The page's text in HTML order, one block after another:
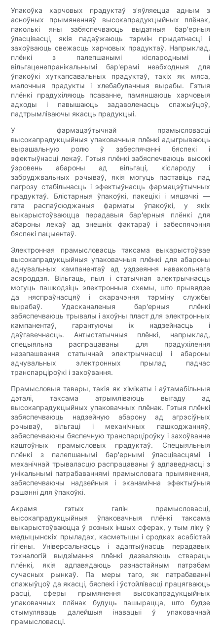
Упакоўка харчовых прадуктаў з'яўляецца адным з
асноўных прымяненняў высокапрадукцыйных плёнак,
паколькі яны забяспечваюць выдатныя бар'ерныя
ўласцівасці, якія падаўжаюць тэрмін прыдатнасці і
захоўваюць свежасць харчовых прадуктаў. Напрыклад,
плёнкі з палепшанымі кіслароднымі і
вільгаценепранікальнымі бар'ерамі неабходныя для
ўпакоўкі хуткапсавальных прадуктаў, такіх як мяса,
малочныя прадукты і хлебабулачныя вырабы. Гэтыя
плёнкі прадухіляюць псаванне, памяншаюць харчовыя
адходы і павышаюць задаволенасць спажыўцоў,
падтрымліваючы якасць прадукцыі.
У фармацэўтычнай прамысловасці
высокапрадукцыйныя упаковачныя плёнкі адыгрываюць
вырашальную ролю ў забеспячэнні бяспекі і
эфектыўнасці лекаў. Гэтыя плёнкі забяспечваюць высокі
ўзровень абароны ад вільгаці, кіслароду і
забруджвальных рэчываў, якія могуць паставіць пад
пагрозу стабільнасць і эфектыўнасць фармацэўтычных
прадуктаў. Блістарныя ўпакоўкі, пакецікі і мяшэчкі —
гэта распаўсюджаныя фарматы ўпакоўкі, у якіх
выкарыстоўваюцца перадавыя бар'ерныя плёнкі для
абароны лекаў ад знешніх фактараў і забеспячэння
бяспекі пацыентаў.
Электронная прамысловасць таксама выкарыстоўвае
высокапрадукцыйныя упаковачныя плёнкі для абароны
адчувальных кампанентаў ад уздзеяння навакольнага
асяроддзя. Вільгаць, пыл і статычная электрычнасць
могуць пашкодзіць электронныя схемы, што прывядзе
да няспраўнасцяў і скарачэння тэрміну службы
вырабаў. Удасканаленыя бар'ерныя плёнкі
забяспечваюць трывалы і ахоўны пласт для электронных
кампанентаў, гарантуючы іх надзейнасць і
даўгавечнасць. Антыстатычныя плёнкі, напрыклад,
спецыяльна распрацаваны для прадухілення
назапашвання статычнай электрычнасці і абароны
адчувальных электронных прылад падчас
транспарціроўкі і захоўвання.
Прамысловыя тавары, такія як хімікаты і аўтамабільныя
дэталі, таксама атрымліваюць выгаду ад
высокапрадукцыйных упаковачных плёнак. Гэтыя плёнкі
забяспечваюць надзейную абарону ад агрэсіўных
рэчываў, вільгаці і механічных пашкоджанняў,
забяспечваючы бяспечную транспарціроўку і захоўванне
каштоўных прамысловых прадуктаў. Спецыяльныя
плёнкі з палепшанымі бар'ернымі ўласцівасцямі і
механічнай трываласцю распрацаваны ў адпаведнасці з
унікальнымі патрабаваннямі прамысловага прымянення,
забяспечваючы надзейныя і эканамічна эфектыўныя
рашэнні для ўпакоўкі.
Акрамя гэтых галін прамысловасці,
высокапрадукцыйныя ўпаковачныя плёнкі таксама
выкарыстоўваюцца ў розных іншых сферах, у тым ліку ў
медыцынскіх прыладах, касметыцы і сродках асабістай
гігіены. Універсальнасць і адаптыўнасць перадавых
тэхналогій выдзімання плёнкі дазваляюць ствараць
плёнкі, якія адпавядаюць разнастайным патрэбам
сучасных рынкаў. Па меры таго, як патрабаванні
спажыўцоў да якасці, бяспекі і ўстойлівасці працягваюць
расці, сферы прымянення высокапрадукцыйных
упаковачных плёнак будуць пашырацца, што будзе
стымуляваць далейшыя інавацыі ў упаковачнай
прамысловасці.